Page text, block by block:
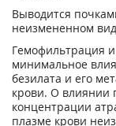
Выводится
неизмененном
Гемофильтрация
минимальное
безилата и его
крови. О влиянии
концентрации
плазме крови